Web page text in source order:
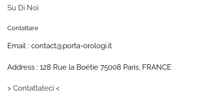
Su Di Noi
Contattare
Email : contact@porta-orologi.it
Address : 128 Rue la Boétie 75008 Paris, FRANCE
> Contattateci <